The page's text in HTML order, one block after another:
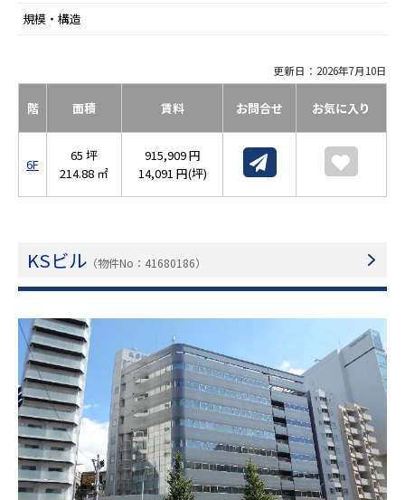
規模・構造
更新日：2026年7月10日
階 面積 賃料 お問合せ お気に入り
6F
65 坪
214.88 ㎡
915,909 円
14,091 円(坪)
KSビル （物件No：41680186）